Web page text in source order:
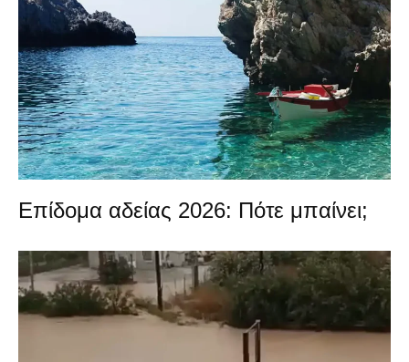
Επίδομα αδείας 2026: Πότε μπαίνει;